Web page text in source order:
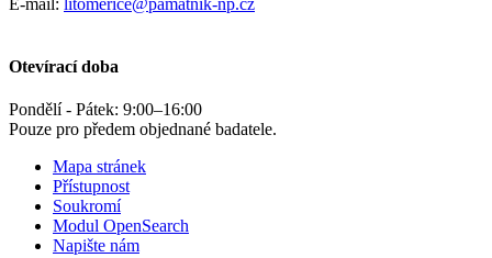
Otevírací doba
Pondělí - Pátek: 9:00–16:00
Pouze pro předem objednané badatele.
Mapa stránek
Přístupnost
Soukromí
Modul OpenSearch
Napište nám